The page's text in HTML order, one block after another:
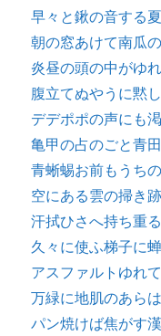
早々と鍬の音する
朝の窓あけて南瓜
炎昼の頭の中がゆ
腹立てぬやうに黙
デデポポの声にも
亀甲の占のごと青
青蜥蜴お前もうち
空にある雲の掃き
汗拭ひさへ持ち重
久々に使ふ梯子に
アスファルトゆれ
万緑に地肌のあら
パン焼けば焦がす